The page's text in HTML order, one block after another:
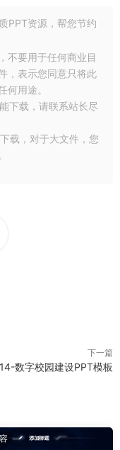
PPT资源，帮您节约
不要用于任何商业目
，表示您同意只将此
何用途。
下载，请联系站长尽
载，对于大文件，您
下一篇
14-数字校园建设PPT模板